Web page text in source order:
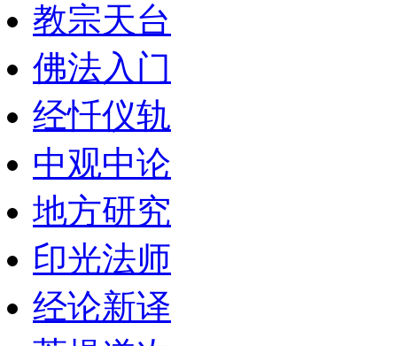
教宗天台
佛法入门
经忏仪轨
中观中论
地方研究
印光法师
经论新译